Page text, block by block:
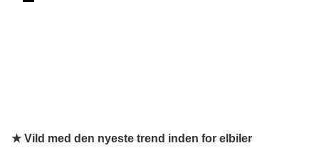
★ Vild med den nyeste trend inden for elbiler